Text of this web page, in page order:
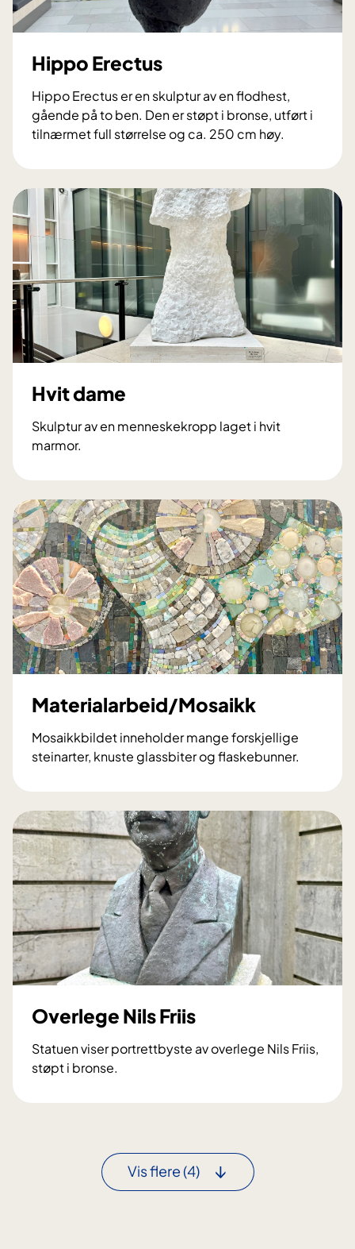
Hippo Erectus
Hippo Erectus er en skulptur av en flodhest,
gående på to ben. Den er støpt i bronse, utført i
tilnærmet full størrelse og ca. 250 cm høy.
i
p
E
r
e
c
t
u
s
Hvit dame
Skulptur av en menneskekropp laget i hvit
marmor.
v
i
t
d
a
m
e
Materialarbeid/Mosaikk
Mosaikkbildet inneholder mange forskjellige
steinarter, knuste glassbiter og flaskebunner.
a
t
e
i
a
l
a
r
b
e
d
/
M
Overlege Nils Friis
Statuen viser portrettbyste av overlege Nils Friis,
støpt i bronse.
v
Vis flere(4)